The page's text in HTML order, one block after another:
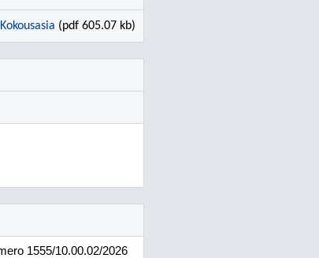
Kokousasia (pdf 605.07 kb)
1555/10.00.02/2026